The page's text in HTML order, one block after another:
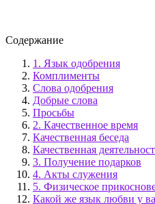
Содержание
1. Язык одобрения
Комплименты
Слова одобрения
Добрые слова
Просьбы
2. Качественное время
Качественная беседа
Качественная
3. Получение подарков
4. Акты служения
5. Физическое
Какой же язык любви у